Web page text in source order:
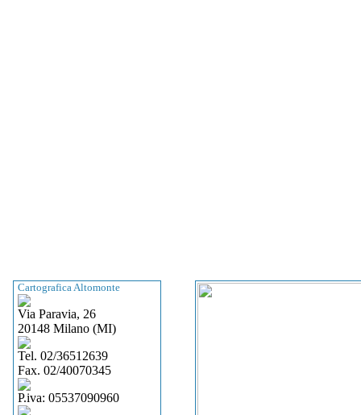
Cartografica Altomonte
Via Paravia, 26
20148 Milano (MI)
Tel. 02/36512639
Fax. 02/40070345
P.iva: 05537090960